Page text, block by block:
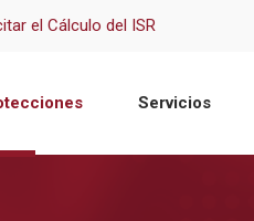
el Cálculo del ISR
Servicios